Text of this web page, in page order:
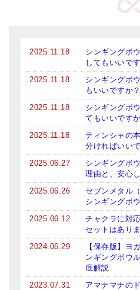
2025.11.18
シンギングボ
してもいいで
2025.11.18
シンギングボ
もいいですか？
2025.11.18
シンギングボ
てもいいです
2025.11.18
ティンシャの
分ければいい
2025.06.27
シンギングボ
理由と、安心
2025.06.26
セブンメタル
シンギングボ
2025.06.12
チャクラに対
セットはあり
2024.06.29
【保存版】ヨ
ンギングボウ
底解説
2023.07.31
アマナマナの